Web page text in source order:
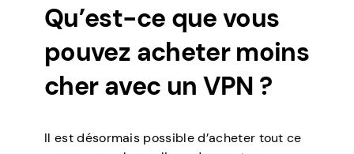
Qu’est-ce que vous
pouvez acheter moins
cher avec un VPN ?
Il est désormais possible d’acheter tout ce